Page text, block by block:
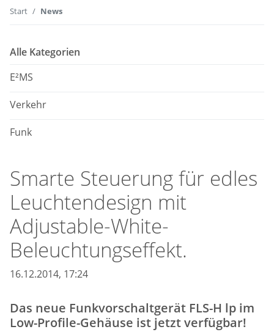
Start News
Alle Kategorien
E²MS
Verkehr
Funk
Smarte Steuerung für edles
Leuchtendesign mit
Adjustable-White-
Beleuchtungseffekt.
16.12.2014, 17:24
Das neue Funkvorschaltgerät FLS-H lp im
Low-Profile-Gehäuse ist jetzt verfügbar!